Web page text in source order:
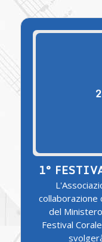
1°
collaborazione
del
Festival